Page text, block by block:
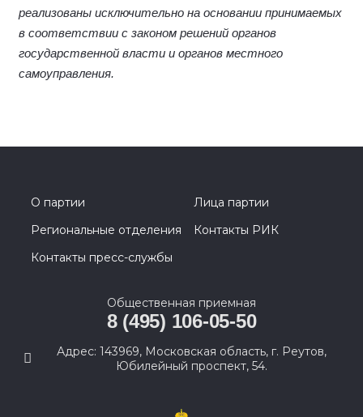
реализованы исключительно на основании принимаемых
в соответствии с законом решений органов
государственной власти и органов местного
самоуправления.
О партии
Лица партии
Региональные отделения
Контакты РИК
Контакты пресс-службы
Общественная приемная
8 (495) 106-05-50
Адрес: 143969, Московская область, г. Реутов,
Юбилейный проспект, 54.